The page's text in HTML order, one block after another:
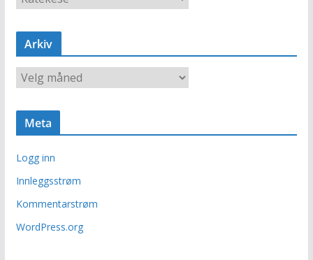
a
e
o
i
r
Arkiv
A
r
i
Meta
Logg inn
Innleggsstrøm
Kommentarstrøm
WordPress.org